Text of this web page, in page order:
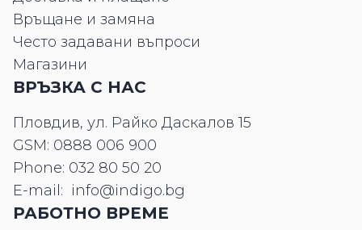
Връщане и замяна
Често задавани въпроси
Магазини
ВРЪЗКА С НАС
Пловдив, ул. Райко Даскалов 15
GSM: 0888 006 900
Phone: 032 80 50 20
E-mail: info@indigo.bg
РАБОТНО ВРЕМЕ